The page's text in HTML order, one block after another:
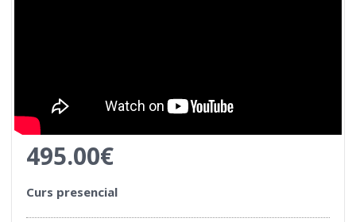
495.00€
Curs presencial